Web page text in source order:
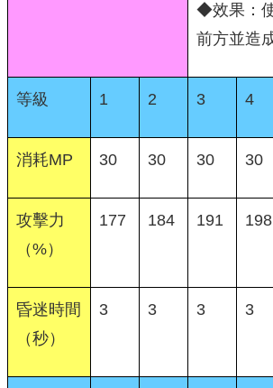
◆效果：
前方並造
等級 1 2 3 4
消耗MP 30 30 30 30
攻擊力
（%）
177 184 191 198
昏迷時間
（秒）
3 3 3 3